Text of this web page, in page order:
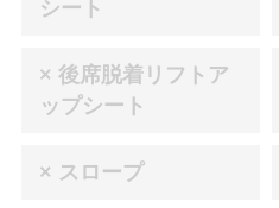
シート
× 後席脱着リフトア
ップシート
× スロープ